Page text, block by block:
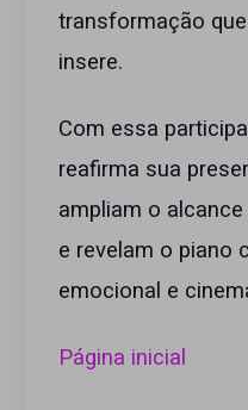
transformação
insere.
Com essa
reafirma sua
ampliam o
e revelam o piano
emocional e
Página inicial